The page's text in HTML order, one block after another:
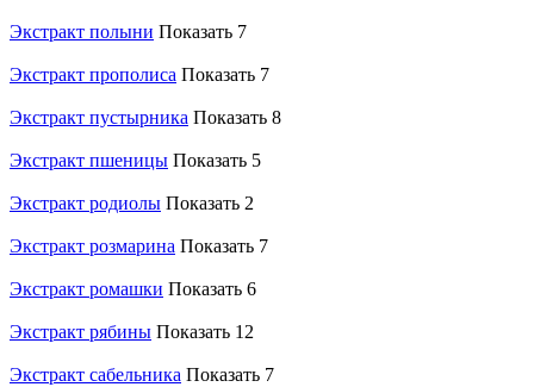
Экстракт полыни Показать 7
Экстракт прополиса Показать 7
Экстракт пустырника Показать 8
Экстракт пшеницы Показать 5
Экстракт родиолы Показать 2
Экстракт розмарина Показать 7
Экстракт ромашки Показать 6
Экстракт рябины Показать 12
Экстракт сабельника Показать 7